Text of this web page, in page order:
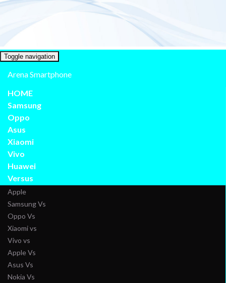
Toggle navigation
Arena Smartphone
HOME
Samsung
Oppo
Asus
Xiaomi
Vivo
Huawei
Versus
Apple
Samsung Vs
Oppo Vs
Xiaomi vs
Vivo vs
Apple Vs
Asus Vs
Nokia Vs